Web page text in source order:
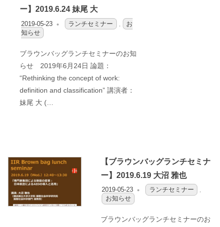
ー】2019.6.24 妹尾 大
2019-05-23 OFO2_TESTIIR
ランチセミナー
お
知らせ
ブラウンバッグランチセミナーのお知
らせ 2019年6月24日 論題：
“Rethinking the concept of work:
definition and classification” 講演者：
妹尾 大 (…
【ブラウンバッグランチセミナ
ー】2019.6.19 大沼 雅也
2019-05-23 OFO2_TESTIIR
ランチセミナー
,
お知らせ
ブラウンバッグランチセミナーのお